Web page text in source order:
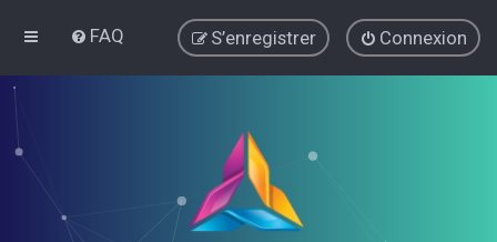
FAQ Connexion
S’enregistrer